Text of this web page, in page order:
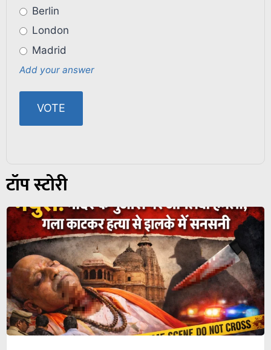
Berlin
London
Madrid
Add your answer
टॉप स्टोरी